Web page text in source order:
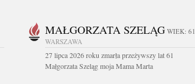
MAŁGORZATA SZELĄG WIEK: 61
WARSZAWA
27 lipca 2026 roku zmarła przeżywszy lat 61
Małgorzata Szeląg moja Mama Marta